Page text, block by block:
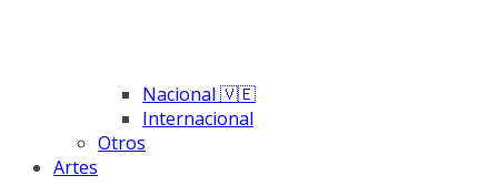
Nacional 🇻🇪
Internacional
Otros
Artes